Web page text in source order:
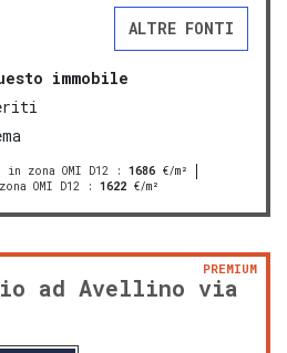
ALTRE FONTI
immobile
in zona OMI D12 : 1686 €/m²
OMI D12 : 1622 €/m²
ad Avellino via
PREMIUM